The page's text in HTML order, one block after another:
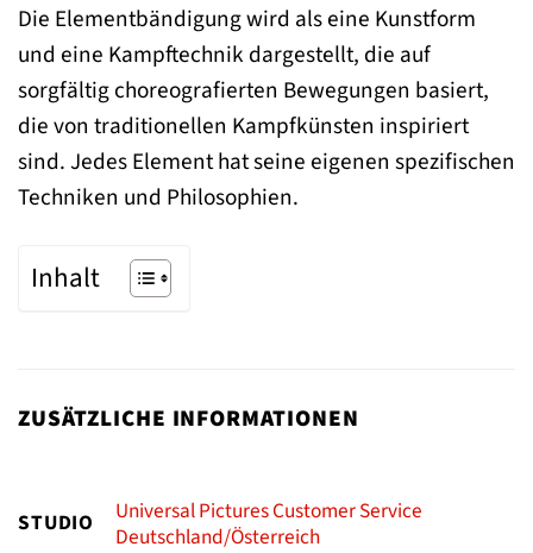
Die Elementbändigung wird als eine Kunstform
und eine Kampftechnik dargestellt, die auf
sorgfältig choreografierten Bewegungen basiert,
die von traditionellen Kampfkünsten inspiriert
sind. Jedes Element hat seine eigenen spezifischen
Techniken und Philosophien.
Inhalt
ZUSÄTZLICHE INFORMATIONEN
STUDIO
Universal Pictures Customer Service
Deutschland/Österreich